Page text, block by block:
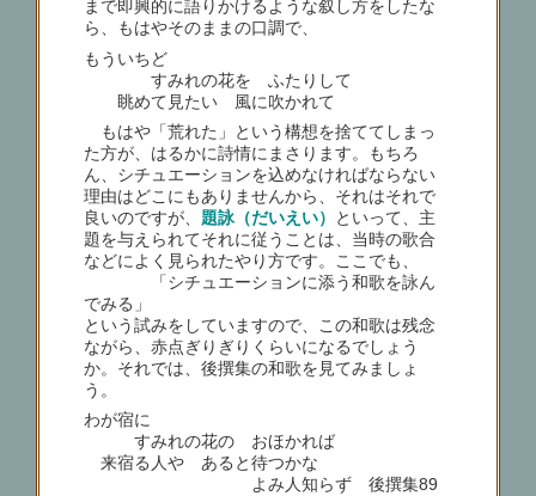
まで即興的に語りかけるような叙し方をしたな
ら、もはやそのままの口調で、
もういちど
すみれの花を ふたりして
眺めて見たい 風に吹かれて
もはや「荒れた」という構想を捨ててしまっ
た方が、はるかに詩情にまさります。もちろ
ん、シチュエーションを込めなければならない
理由はどこにもありませんから、それはそれで
良いのですが、 題詠（だいえい）
といって、主
題を与えられてそれに従うことは、当時の歌合
などによく見られたやり方です。ここでも、
「シチュエーションに添う和歌を詠ん
でみる」
という試みをしていますので、この和歌は残念
ながら、赤点ぎりぎりくらいになるでしょう
か。それでは、後撰集の和歌を見てみましょ
う。
わが宿に
すみれの花の おほかれば
来宿る人や あると待つかな
よみ人知らず 後撰集89